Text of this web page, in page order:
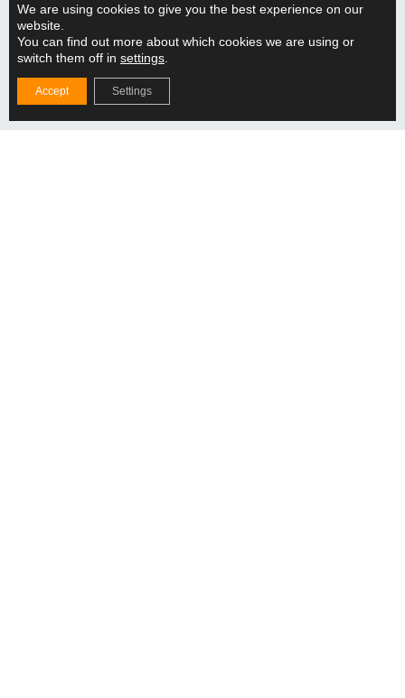
Der Vorteil der Pantographengreifer ist, dass das Heben und
Wenden stufenlos und sicher mit einem einzigen
Klemmstück erfolgen kann. Während des Hebens kann die
Last in einer Zwischenposition gesichert oder abgesenkt
We are using cookies to give you the best experience on our
website.
You can find out more about which cookies we are using or
switch them off in settings
Accept Settings